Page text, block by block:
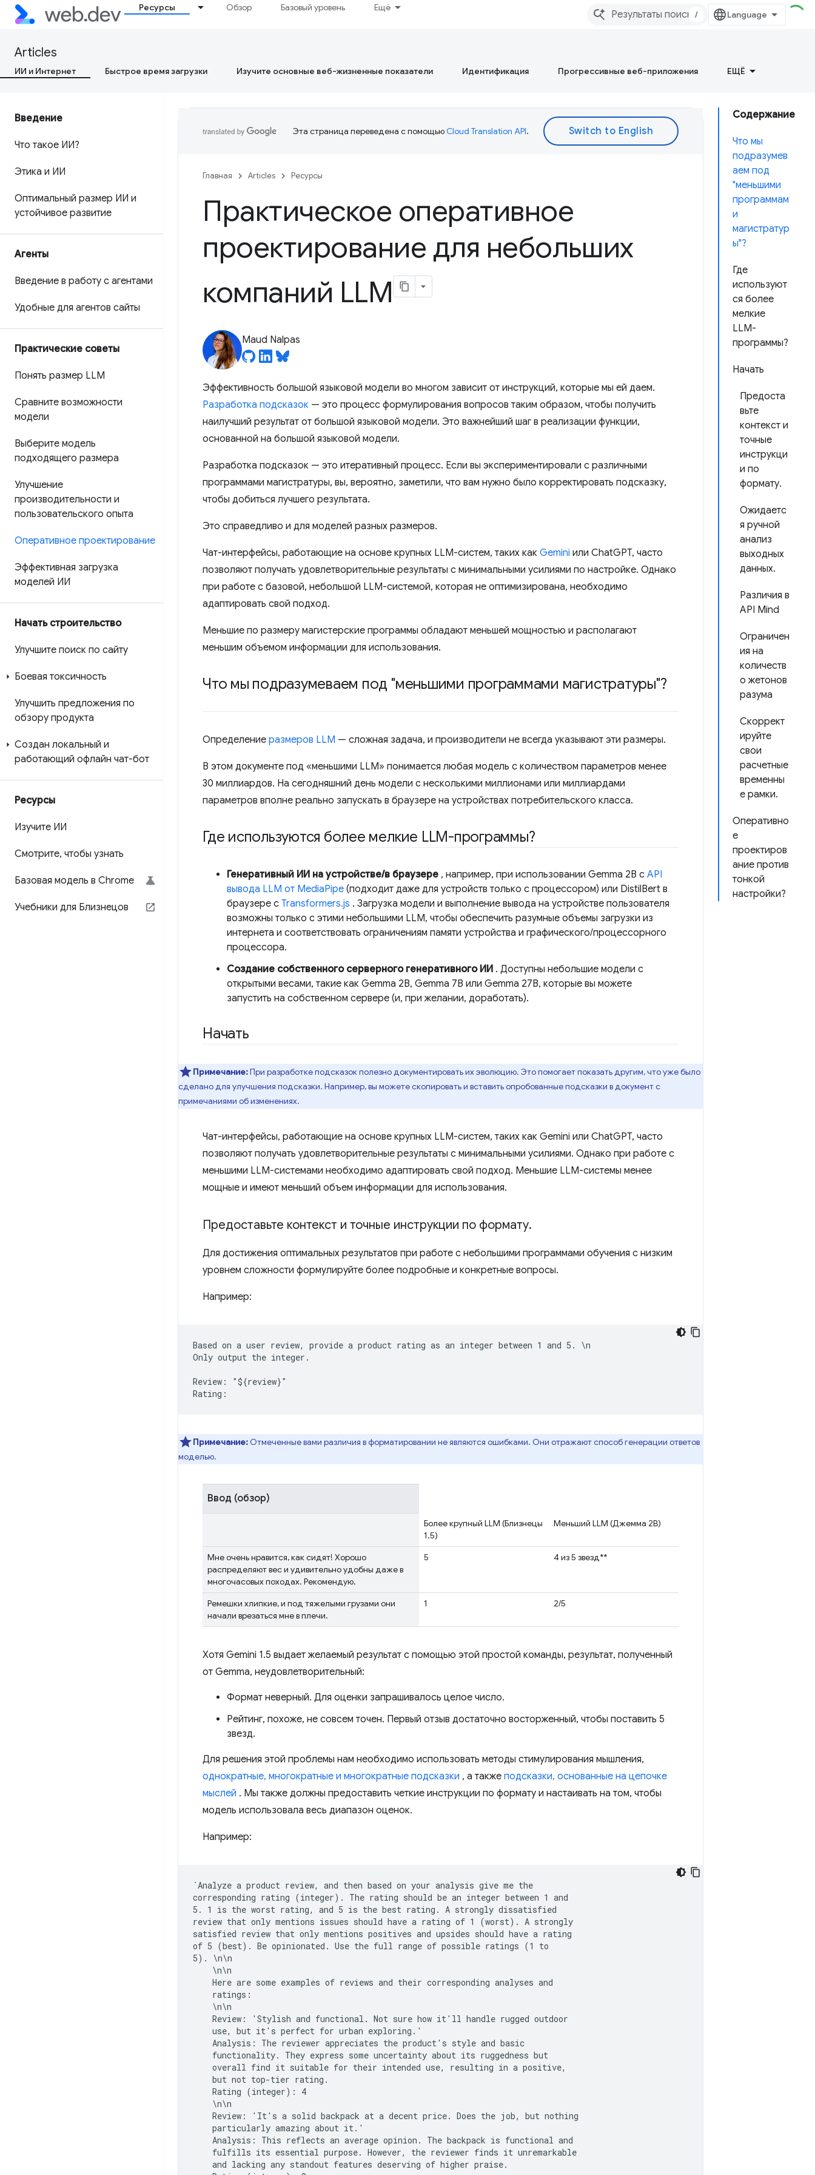
Ресурсы Обзор Базовый уровень Ещё
/
Articles
ИИ и Интернет Быстрое время загрузки Изучите основные веб-жизненные показатели Идентификация Прогрессивные веб-приложения ЕЩЁ
Введение
Что такое ИИ?
Этика и ИИ
Оптимальный размер ИИ и
устойчивое развитие
Агенты
Введение в работу с агентами
Удобные для агентов сайты
Практические советы
Понять размер LLM
Сравните возможности
модели
Выберите модель
подходящего размера
Улучшение
производительности и
пользовательского опыта
Оперативное проектирование
Эффективная загрузка
моделей ИИ
Начать строительство
Улучшите поиск по сайту
Боевая токсичность
Улучшить предложения по
обзору продукта
Создан локальный и
работающий офлайн чат-бот
Ресурсы
Изучите ИИ
Смотрите, чтобы узнать
Базовая модель в Chrome
Учебники для Близнецов
Содержание
Что мы
подразумев
аем под
"меньшими
программам
и
магистратур
ы"?
Где
используют
ся более
мелкие
LLM-
программы?
Начать
Предоста
вьте
контекст и
точные
инструкци
и по
формату.
Ожидаетс
я ручной
анализ
выходных
данных.
Различия в
API Mind
Ограничен
ия на
количеств
о жетонов
разума
Скоррект
ируйте
свои
расчетные
временны
е рамки.
Оперативно
е
проектиров
ание против
тонкой
настройки?
Эта страница переведена с помощьюCloud Translation API.
Главная Articles Ресурсы
Практическое оперативное
проектирование для небольших
компаний LLM
Maud Nalpas
Эффективность большой языковой модели во многом зависит от инструкций, которые мы ей даем.
Разработка подсказок — это процесс формулирования вопросов таким образом, чтобы получить
наилучший результат от большой языковой модели. Это важнейший шаг в реализации функции,
основанной на большой языковой модели.
Разработка подсказок — это итеративный процесс. Если вы экспериментировали с различными
программами магистратуры, вы, вероятно, заметили, что вам нужно было корректировать подсказку,
чтобы добиться лучшего результата.
Это справедливо и для моделей разных размеров.
Чат-интерфейсы, работающие на основе крупных LLM-систем, таких как Gemini или ChatGPT, часто
позволяют получать удовлетворительные результаты с минимальными усилиями по настройке. Однако
при работе с базовой, небольшой LLM-системой, которая не оптимизирована, необходимо
адаптировать свой подход.
Меньшие по размеру магистерские программы обладают меньшей мощностью и располагают
меньшим объемом информации для использования.
Что мы подразумеваем под "меньшими программами магистратуры"?
Определение размеров LLM — сложная задача, и производители не всегда указывают эти размеры.
В этом документе под «меньшими LLM» понимается любая модель с количеством параметров менее
30 миллиардов. На сегодняшний день модели с несколькими миллионами или миллиардами
параметров вполне реально запускать в браузере на устройствах потребительского класса.
Где используются более мелкие LLM-программы?
Генеративный ИИ на устройстве/в браузере , например, при использовании Gemma 2B с API
вывода LLM от MediaPipe (подходит даже для устройств только с процессором) или DistilBert в
браузере с Transformers.js . Загрузка модели и выполнение вывода на устройстве пользователя
возможны только с этими небольшими LLM, чтобы обеспечить разумные объемы загрузки из
интернета и соответствовать ограничениям памяти устройства и графического/процессорного
процессора.
Создание собственного серверного генеративного ИИ . Доступны небольшие модели с
открытыми весами, такие как Gemma 2B, Gemma 7B или Gemma 27B, которые вы можете
запустить на собственном сервере (и, при желании, доработать).
Начать
Примечание:При разработке подсказок полезно документировать их эволюцию. Это помогает показать другим, что уже было
сделано для улучшения подсказки. Например, вы можете скопировать и вставить опробованные подсказки в документ с
примечаниями об изменениях.
Чат-интерфейсы, работающие на основе крупных LLM-систем, таких как Gemini или ChatGPT, часто
позволяют получать удовлетворительные результаты с минимальными усилиями. Однако при работе с
меньшими LLM-системами необходимо адаптировать свой подход. Меньшие LLM-системы менее
мощные и имеют меньший объем информации для использования.
Предоставьте контекст и точные инструкции по формату.
Для достижения оптимальных результатов при работе с небольшими программами обучения с низким
уровнем сложности формулируйте более подробные и конкретные вопросы.
Например:
Based on a user review, provide a product rating as an integer between 1 and 5. \n
Only output the integer.
Review: "${review}"
Примечание: Отмеченные вами различия в форматировании не являются ошибками. Они отражают способ генерации ответов
моделью.
Ввод (обзор)
Более крупный LLM (Близнецы
1.5)
Меньший LLM (Джемма 2B)
Мне очень нравится, как сидят! Хорошо
распределяют вес и удивительно удобны даже в
многочасовых походах. Рекомендую.
5 4 из 5 звезд**
Ремешки хлипкие, и под тяжелыми грузами они
начали врезаться мне в плечи.
1 2/5
Хотя Gemini 1.5 выдает желаемый результат с помощью этой простой команды, результат, полученный
от Gemma, неудовлетворительный:
Формат неверный. Для оценки запрашивалось целое число.
Рейтинг, похоже, не совсем точен. Первый отзыв достаточно восторженный, чтобы поставить 5
звезд.
Для решения этой проблемы нам необходимо использовать методы стимулирования мышления,
однократные, многократные и многократные подсказки , а также подсказки, основанные на цепочке
мыслей . Мы также должны предоставить четкие инструкции по формату и настаивать на том, чтобы
модель использовала весь диапазон оценок.
Например:
`Analyze a product review, and then based on your analysis give me the
corresponding rating (integer). The rating should be an integer between 1 and
5. 1 is the worst rating, and 5 is the best rating. A strongly dissatisfied
review that only mentions issues should have a rating of 1 (worst). A strongly
satisfied review that only mentions positives and upsides should have a rating
of 5 (best). Be opinionated. Use the full range of possible ratings (1 to
5). \n\n
    \n\n
    Here are some examples of reviews and their corresponding analyses and
    ratings:
    \n\n
    Review: 'Stylish and functional. Not sure how it'll handle rugged outdoor
    use, but it's perfect for urban exploring.'
    Analysis: The reviewer appreciates the product's style and basic
    functionality. They express some uncertainty about its ruggedness but
    overall find it suitable for their intended use, resulting in a positive,
    but not top-tier rating.
    Rating (integer): 4
    \n\n
    Review: 'It's a solid backpack at a decent price. Does the job, but nothing
    particularly amazing about it.'
    Analysis: This reflects an average opinion. The backpack is functional and
    fulfills its essential purpose. However, the reviewer finds it unremarkable
    and lacking any standout features deserving of higher praise.